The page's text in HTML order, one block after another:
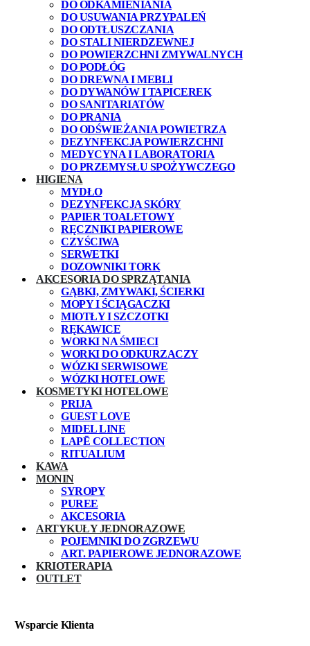
DO ODKAMIENIANIA
DO USUWANIA PRZYPALEŃ
DO ODTŁUSZCZANIA
DO STALI NIERDZEWNEJ
DO POWIERZCHNI ZMYWALNYCH
DO PODŁÓG
DO DREWNA I MEBLI
DO DYWANÓW I TAPICEREK
DO SANITARIATÓW
DO PRANIA
DO ODŚWIEŻANIA POWIETRZA
DEZYNFEKCJA POWIERZCHNI
MEDYCYNA I LABORATORIA
DO PRZEMYSŁU SPOŻYWCZEGO
HIGIENA
MYDŁO
DEZYNFEKCJA SKÓRY
PAPIER TOALETOWY
RĘCZNIKI PAPIEROWE
CZYŚCIWA
SERWETKI
DOZOWNIKI TORK
AKCESORIA DO SPRZĄTANIA
GĄBKI, ZMYWAKI, ŚCIERKI
MOPY I ŚCIĄGACZKI
MIOTŁY I SZCZOTKI
RĘKAWICE
WORKI NA ŚMIECI
WORKI DO ODKURZACZY
WÓZKI SERWISOWE
WÓZKI HOTELOWE
KOSMETYKI HOTELOWE
PRIJA
GUEST LOVE
MIDEL LINE
LAPĒ COLLECTION
RITUALIUM
KAWA
MONIN
SYROPY
PUREE
AKCESORIA
ARTYKUŁY JEDNORAZOWE
POJEMNIKI DO ZGRZEWU
ART. PAPIEROWE JEDNORAZOWE
KRIOTERAPIA
OUTLET
Wsparcie Klienta